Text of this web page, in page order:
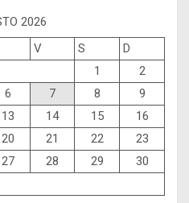
2026
V S
D
1
2
6 7 8
9
13 14 15
16
20 21 22
23
27 28 29
30